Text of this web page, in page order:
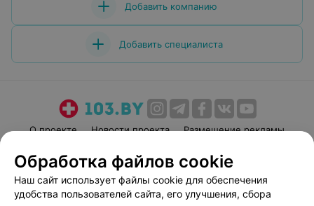
Добавить компанию
Добавить специалиста
О проекте Новости проекта
Размещение рекламы
Пользовательское соглашение
Способы оплаты
Вакансии
Партнеры
Обработка файлов cookie
Наш сайт использует файлы cookie для обеспечения
удобства пользователей сайта, его улучшения, сбора